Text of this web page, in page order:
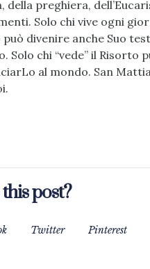
della preghiera,
Solo chi vive ogni
divenire anche Suo
Solo chi “vede” il Risorto
al mondo. San
post?
Twitter Pinterest